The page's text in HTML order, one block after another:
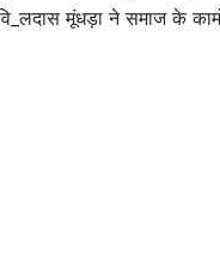
वि_लदास मूंधड़ा ने समाज के